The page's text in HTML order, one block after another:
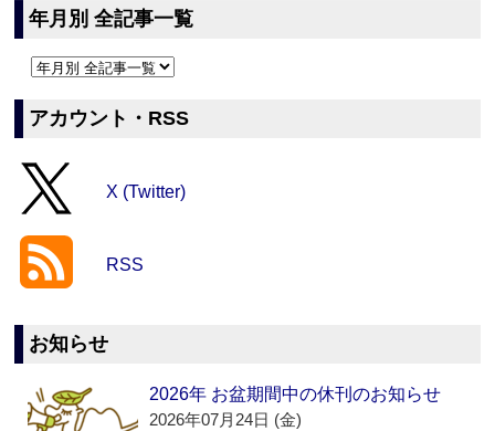
年月別 全記事一覧
アカウント・RSS
X (Twitter)
RSS
お知らせ
2026年 お盆期間中の休刊のお知らせ
2026年07月24日 (金)